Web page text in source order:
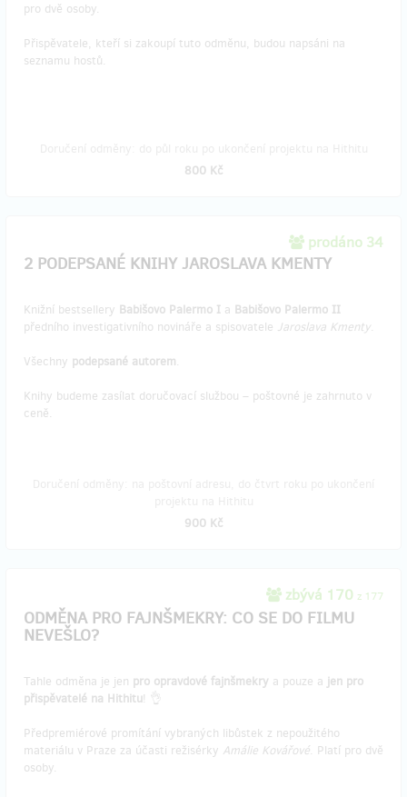
pro dvě osoby.
Přispěvatele, kteří si zakoupí tuto odměnu, budou napsáni na
seznamu hostů.
800 Kč
prodáno 34
2 PODEPSANÉ KNIHY JAROSLAVA KMENTY
Knižní bestsellery Babišovo Palermo I a Babišovo Palermo II
předního investigativního novináře a spisovatele Jaroslava Kmenty.
Všechny podepsané autorem.
Knihy budeme zasílat doručovací službou – poštovné je zahrnuto v
ceně.
900 Kč
zbývá 170 z 177
ODMĚNA PRO FAJNŠMEKRY: CO SE DO FILMU
NEVEŠLO?
Tahle odměna je jen pro opravdové fajnšmekry a pouze a jen pro
přispěvatelé na Hithitu! 👌
Předpremiérové promítání vybraných libůstek z nepoužitého
materiálu v Praze za účasti režisérky Amálie Kovářové. Platí pro dvě
osoby.